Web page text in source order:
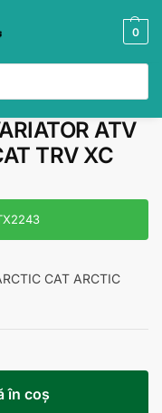
0
ATV
TRV XC
CAT ARCTIC
în coș